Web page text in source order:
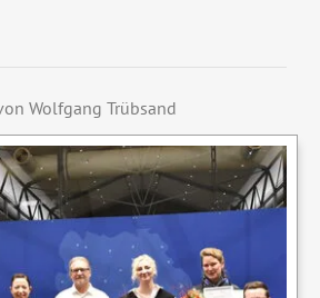
Wolfgang Trübsand